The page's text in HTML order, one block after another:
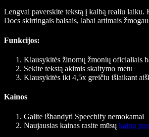
Lengvai paverskite tekstą į kalbą realiu laiku.
Docs skirtingais balsais, labai artimais
Funkcijos:
Klausykitės žinomų žmonių oficialiais
Sekite tekstą akimis skaitymo metu
Klausykitės iki 4,5x greičiu išlaikant
Kainos
Galite išbandyti Speechify nemokamai
Naujausias kainas rasite mūsų kainų